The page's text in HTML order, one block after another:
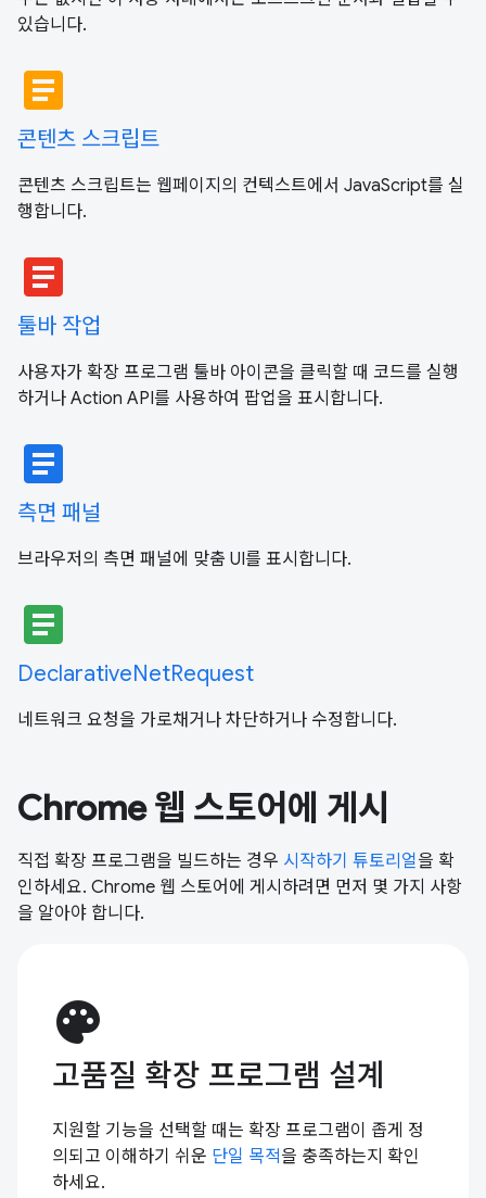
있습니다.
article
콘텐츠 스크립트
콘텐츠 스크립트는 웹페이지의 컨텍스트에서 JavaScript를 실
행합니다.
article
툴바 작업
사용자가 확장 프로그램 툴바 아이콘을 클릭할 때 코드를 실행
하거나 Action API를 사용하여 팝업을 표시합니다.
article
측면 패널
브라우저의 측면 패널에 맞춤 UI를 표시합니다.
article
DeclarativeNetRequest
네트워크 요청을 가로채거나 차단하거나 수정합니다.
Chrome 웹 스토어에 게시
직접 확장 프로그램을 빌드하는 경우 시작하기 튜토리얼을 확
인하세요. Chrome 웹 스토어에 게시하려면 먼저 몇 가지 사항
을 알아야 합니다.
palette
고품질 확장 프로그램 설계
지원할 기능을 선택할 때는 확장 프로그램이 좁게 정
의되고 이해하기 쉬운 단일 목적을 충족하는지 확인
하세요.